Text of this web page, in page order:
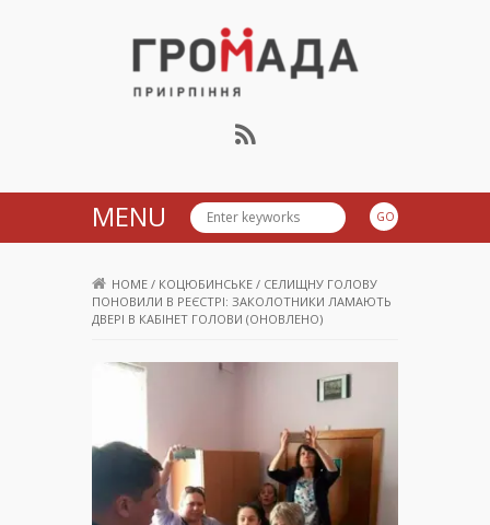
Громада Приірпіння
MENU
HOME / КОЦЮБИНСЬКЕ / СЕЛИЩНУ ГОЛОВУ
ПОНОВИЛИ В РЕЄСТРІ: ЗАКОЛОТНИКИ ЛАМАЮТЬ
ДВЕРІ В КАБІНЕТ ГОЛОВИ (ОНОВЛЕНО)